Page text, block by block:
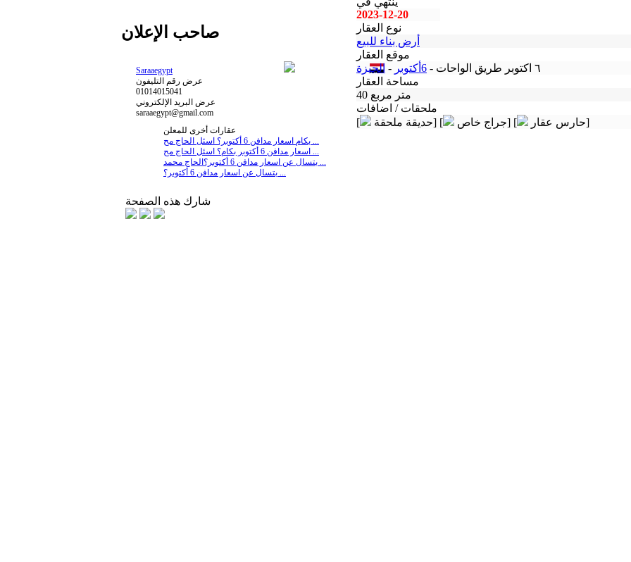
2023-12-20
نوع العقار
أرض بناء للبيع
موقع العقار
٦ اكتوبر طريق الواحات -
6أكتوبر - الجيزة
مساحة العقار
40 متر مربع
ملحقات / اضافات
[
حديقة ملحقة] [ جراج خاص] [ حارس عقار]
صاحب الإعلان
Saraaegypt
عرض رقم التليفون
01014015041
عرض البريد الإلكتروني
saraaegypt@gmail.com
عقارات أخرى للمعلن
شارك هذه الصفحة